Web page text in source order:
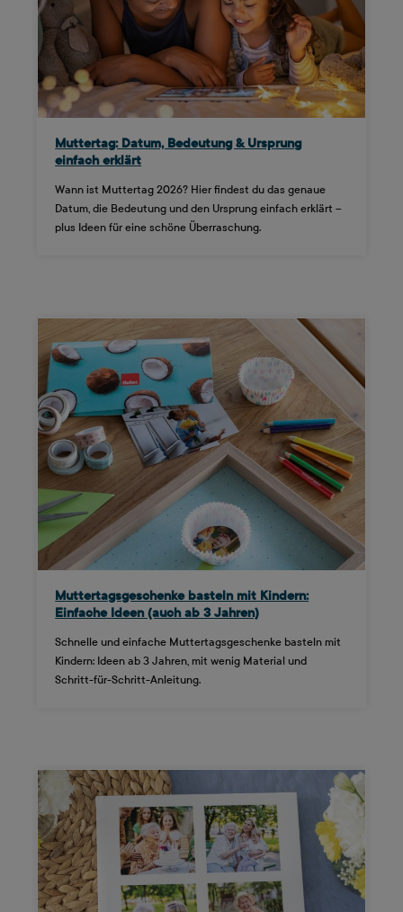
Muttertag: Datum, Bedeutung & Ursprung
einfach erklärt
Wann ist Muttertag 2026? Hier findest du das genaue
Datum, die Bedeutung und den Ursprung einfach erklärt –
plus Ideen für eine schöne Überraschung.
Muttertagsgeschenke basteln mit Kindern:
Einfache Ideen (auch ab 3 Jahren)
Schnelle und einfache Muttertagsgeschenke basteln mit
Kindern: Ideen ab 3 Jahren, mit wenig Material und
Schritt-für-Schritt-Anleitung.